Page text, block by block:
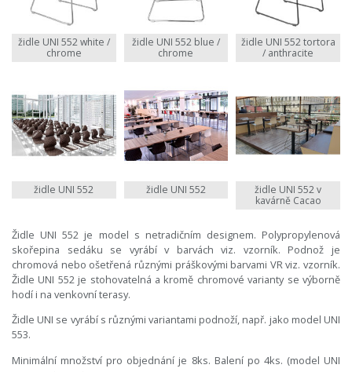
židle UNI 552 white /
chrome
židle UNI 552 blue /
chrome
židle UNI 552 tortora
/ anthracite
židle UNI 552 židle UNI 552
židle UNI 552 v
kavárně Cacao
Židle UNI 552 je model s netradičním designem. Polypropylenová
skořepina sedáku se vyrábí v barvách viz. vzorník. Podnož je
chromová nebo ošetřená různými práškovými barvami VR viz. vzorník.
Židle UNI 552 je stohovatelná a kromě chromové varianty se výborně
hodí i na venkovní terasy.
Židle UNI se vyrábí s různými variantami podnoží, např. jako model UNI
553.
Minimální množství pro objednání je 8ks. Balení po 4ks. (model UNI